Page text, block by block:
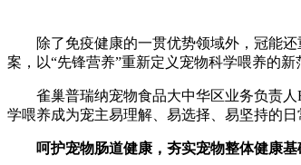
除了免疫健康的一贯优势领域外，冠能还
案，以“先锋营养”重新定义宠物科学喂养的新
雀巢普瑞纳宠物食品大中华区业务负责人
学喂养成为宠主易理解、易选择、易坚持的
呵护宠物肠道健康，夯实宠物整体健康基